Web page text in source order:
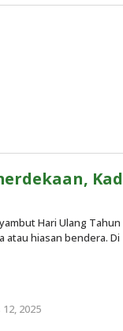
Hari Ulang
atau hiasan bendera. Di
2025